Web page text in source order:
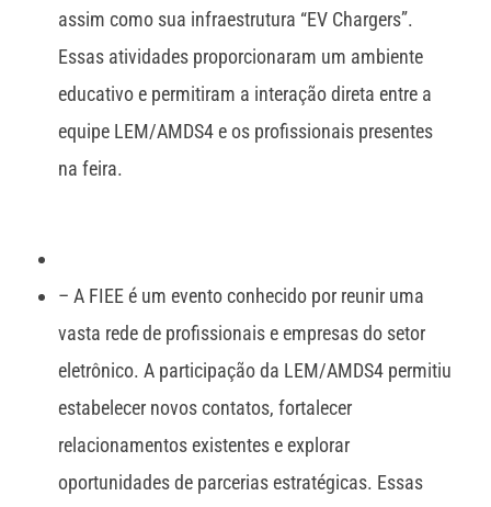
assim como sua infraestrutura “EV Chargers”.
Essas atividades proporcionaram um ambiente
educativo e permitiram a interação direta entre a
equipe LEM/AMDS4 e os profissionais presentes
na feira.
– A FIEE é um evento conhecido por reunir uma
vasta rede de profissionais e empresas do setor
eletrônico. A participação da LEM/AMDS4 permitiu
estabelecer novos contatos, fortalecer
relacionamentos existentes e explorar
oportunidades de parcerias estratégicas. Essas